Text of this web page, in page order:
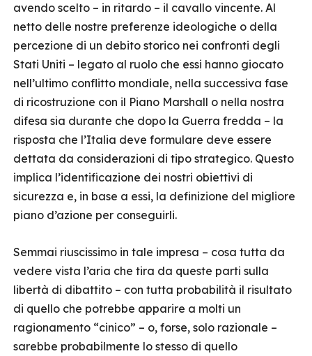
avendo scelto – in ritardo – il cavallo vincente. Al
netto delle nostre preferenze ideologiche o della
percezione di un debito storico nei confronti degli
Stati Uniti – legato al ruolo che essi hanno giocato
nell’ultimo conflitto mondiale, nella successiva fase
di ricostruzione con il Piano Marshall o nella nostra
difesa sia durante che dopo la Guerra fredda – la
risposta che l’Italia deve formulare deve essere
dettata da considerazioni di tipo strategico. Questo
implica l’identificazione dei nostri obiettivi di
sicurezza e, in base a essi, la definizione del migliore
piano d’azione per conseguirli.
Semmai riuscissimo in tale impresa – cosa tutta da
vedere vista l’aria che tira da queste parti sulla
libertà di dibattito – con tutta probabilità il risultato
di quello che potrebbe apparire a molti un
ragionamento “cinico” – o, forse, solo razionale –
sarebbe probabilmente lo stesso di quello